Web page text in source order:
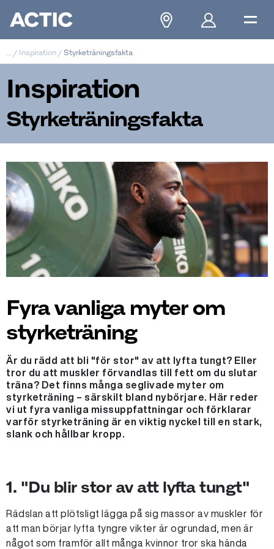
/ Inspiration / Styrketräningsfakta
Inspiration
Styrketräningsfakta
Fyra vanliga myter om
styrketräning
Är du rädd att bli "för stor" av att lyfta tungt? Eller
tror du att muskler förvandlas till fett om du slutar
träna? Det finns många seglivade myter om
styrketräning – särskilt bland nybörjare. Här reder
vi ut fyra vanliga missuppfattningar och förklarar
varför styrketräning är en viktig nyckel till en stark,
slank och hållbar kropp.
1. "Du blir stor av att lyfta tungt"
Rädslan att plötsligt lägga på sig massor av muskler för
att man börjar lyfta tyngre vikter är ogrundad, men är
något som framför allt många kvinnor tror ska hända